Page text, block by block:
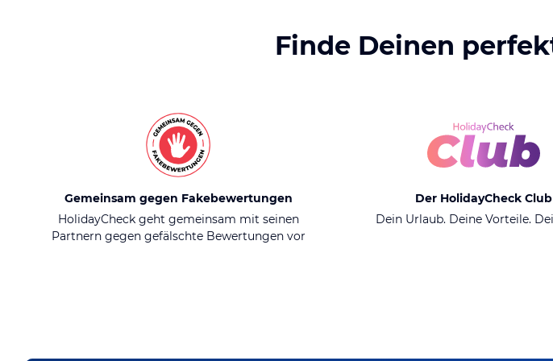
Finde Deinen
Gemeinsam gegen Fakebewertungen
HolidayCheck geht gemeinsam mit seinen
Partnern gegen gefälschte Bewertungen vor
Der HolidayCheck Club
Dein Urlaub. Deine Vorteile.